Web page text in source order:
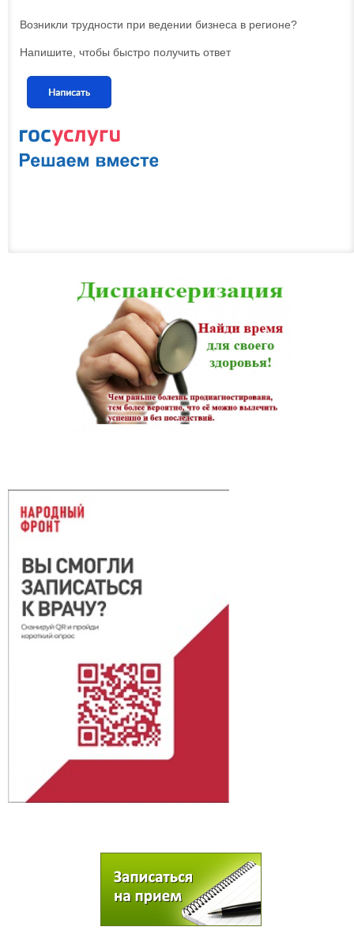
Возникли трудности при ведении бизнеса в регионе?
Напишите, чтобы быстро получить ответ